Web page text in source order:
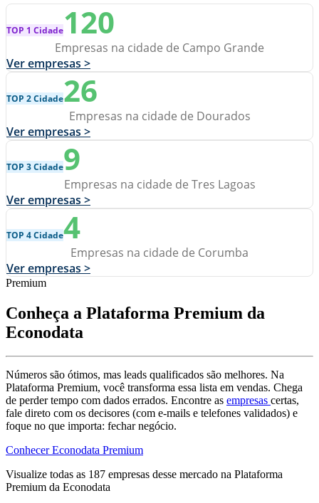
TOP 1 Cidade120
Empresas na cidade de Campo Grande
Ver empresas >
TOP 2 Cidade26
Empresas na cidade de Dourados
Ver empresas >
TOP 3 Cidade9
Empresas na cidade de Tres Lagoas
Ver empresas >
TOP 4 Cidade4
Empresas na cidade de Corumba
Ver empresas >
Premium
Conheça a Plataforma Premium da
Econodata
Números são ótimos, mas leads qualificados são melhores. Na
Plataforma Premium, você transforma essa lista em vendas. Chega
de perder tempo com dados errados. Encontre as empresas certas,
fale direto com os decisores (com e-mails e telefones validados) e
foque no que importa: fechar negócio.
Conhecer Econodata Premium
Visualize todas as 187 empresas desse mercado na Plataforma
Premium da Econodata